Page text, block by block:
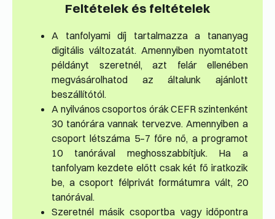
Feltételek és feltételek
A tanfolyami díj tartalmazza a tananyag
digitális változatát. Amennyiben nyomtatott
példányt szeretnél, azt felár ellenében
megvásárolhatod az általunk ajánlott
beszállítótól.
A nyilvános csoportos órák CEFR szintenként
30 tanórára vannak tervezve. Amennyiben a
csoport létszáma 5–7 főre nő, a programot
10 tanórával meghosszabbítjuk. Ha a
tanfolyam kezdete előtt csak két fő iratkozik
be, a csoport félprivát formátumra vált, 20
tanórával.
Szeretnél másik csoportba vagy időpontra